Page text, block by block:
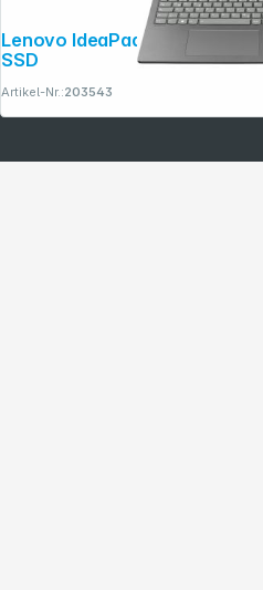
Lenovo IdeaPad 5 16AKP10 40,64cm (16") AI5 16GB 1TB
SSD
Artikel-Nr.:203543